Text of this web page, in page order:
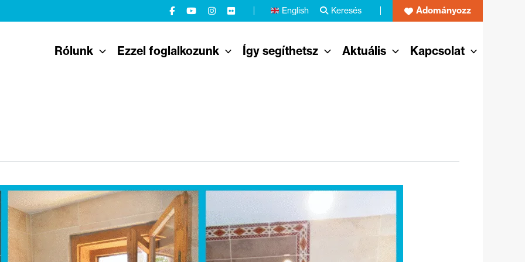
English Keresés Adományozz
Rólunk Ezzel foglalkozunk Így segíthetsz Aktuális Kapcsolat